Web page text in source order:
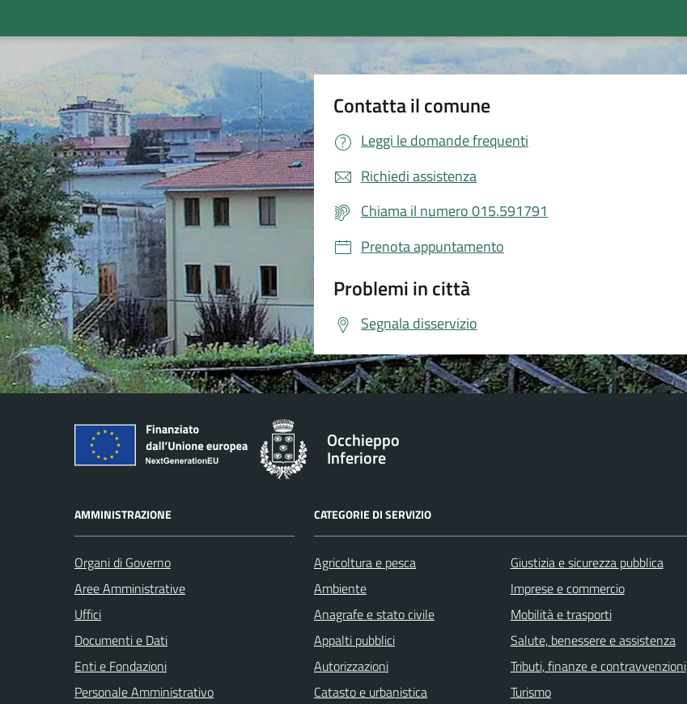
Contatta il comune
Leggi le domande frequenti
Richiedi assistenza
Chiama il numero 015.591791
Prenota appuntamento
Problemi in città
Segnala disservizio
Occhieppo
Inferiore
AMMINISTRAZIONE
Organi di Governo
Aree Amministrative
Uffici
Documenti e Dati
Enti e Fondazioni
Personale Amministrativo
CATEGORIE DI SERVIZIO
Agricoltura e pesca
Ambiente
Anagrafe e stato civile
Appalti pubblici
Autorizzazioni
Catasto e urbanistica
Giustizia e sicurezza pubblica
Imprese e commercio
Mobilità e trasporti
Salute, benessere e assistenza
Tributi, finanze e contravvenzioni
Turismo